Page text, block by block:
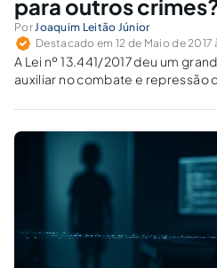
para outros
Por Joaquim Leitão Júnior
Destacado em 12 de Maio de 2017
A Lei nº 13.441/2017 deu um
auxiliar no combate e repressão